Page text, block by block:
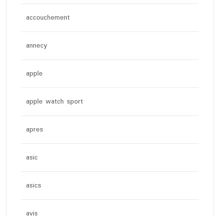
accouchement
annecy
apple
apple watch sport
apres
asic
asics
avis